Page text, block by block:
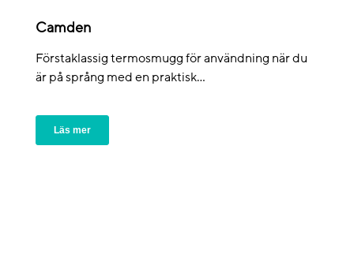
Camden
Förstaklassig termosmugg för användning när du
är på språng med en praktisk...
Läs mer